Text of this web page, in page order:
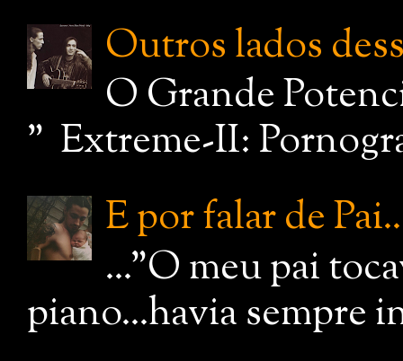
Outros lados
O Grande
" Extreme-II:
E por falar de
..."O meu pai
piano...havia sempre